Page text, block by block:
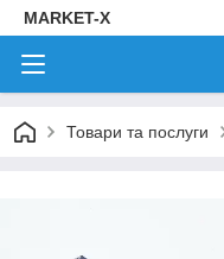
MARKET-X
Товари та послуги